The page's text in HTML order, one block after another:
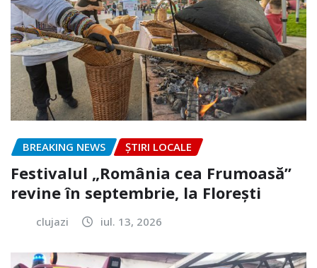
BREAKING NEWS ȘTIRI LOCALE
Festivalul „România cea Frumoasă”
revine în septembrie, la Florești
clujazi iul. 13, 2026